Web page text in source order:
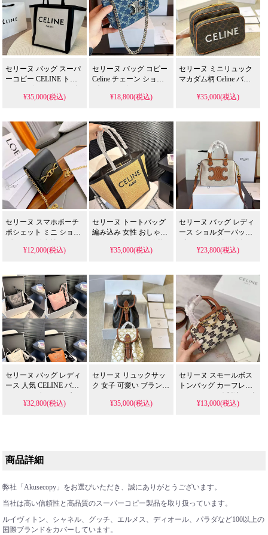
セリーヌ バッグ スーパ
ーコピー CELINE トー
トバッグ メイドイン 白
黒 CABAS キャンバス
¥35,000(税込)
セリーヌ バッグ コピー
Celine チェーン ショル
ダーバッグ トリオンフ
デニム柄 クロード ミニ
¥18,800(税込)
セリーヌ ミニリュック
マカダム柄 Celine バッ
クパック モノグラム カ
ーフレザー メンズ レデ
¥35,000(税込)
セリーヌ スマホポーチ
ポシェット ミニ ショル
ダーバッグ 女性ファッ
ション CELINEバッグ
¥12,000(税込)
セリーヌ トートバッグ
編み込み 女性 おしゃれ
Celine ハンドバッグ 偽
物 高品質 ラフィア レザ
¥35,000(税込)
セリーヌ バッグ レディ
ース ショルダーバッグ
ブランド コピー 人気
CELINE リオンフ スモ
¥23,800(税込)
セリーヌ バッグ レディ
ース 人気 CELINE バケ
ットバッグ ショルダー
バッグ トリオンフ スム
¥32,800(税込)
セリーヌ リュックサッ
ク 女子 可愛い ブランド
バッグパック トリオン
¥35,000(税込)
セリーヌ スモールボス
トンバッグ カーフレザ
ー ミニバッグ 刺繍ロゴ
celine 2WAYバッグ ハン
¥13,000(税込)
商品詳細
弊社「Akusecopy」をお選びいただき、誠にありがとうございます。
当社は高い信頼性と高品質のスーパーコピー製品を取り扱っています。
ルイヴィトン、シャネル、グッチ、エルメス、ディオール
パラダなど100以上の
国際ブランドをカバーしています。